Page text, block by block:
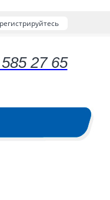
585 27 65